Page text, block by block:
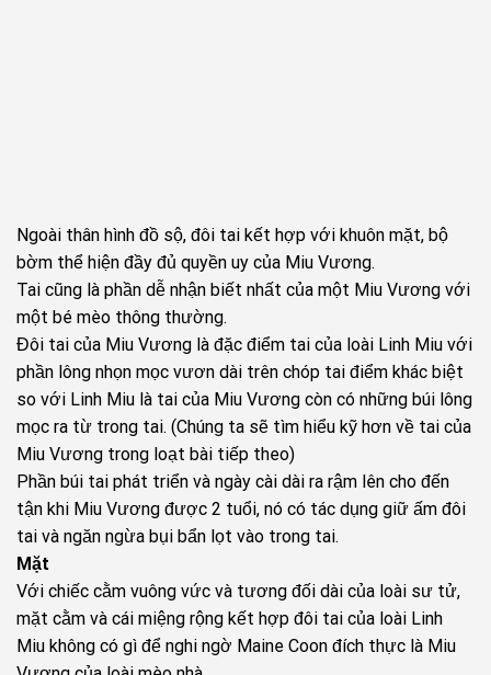
Ngoài thân hình đồ sộ, đôi tai kết hợp với khuôn mặt, bộ
bờm thể hiện đầy đủ quyền uy của Miu Vương.
Tai cũng là phần dễ nhận biết nhất của một Miu Vương với
một bé mèo thông thường.
Đôi tai của Miu Vương là đặc điểm tai của loài Linh Miu với
phần lông nhọn mọc vươn dài trên chóp tai điểm khác biệt
so với Linh Miu là tai của Miu Vương còn có những búi lông
mọc ra từ trong tai. (Chúng ta sẽ tìm hiểu kỹ hơn về tai của
Miu Vương trong loạt bài tiếp theo)
Phần búi tai phát triển và ngày cài dài ra rậm lên cho đến
tận khi Miu Vương được 2 tuổi, nó có tác dụng giữ ấm đôi
tai và ngăn ngừa bụi bẩn lọt vào trong tai.
Mặt
Với chiếc cằm vuông vức và tương đối dài của loài sư tử,
mặt cằm và cái miệng rộng kết hợp đôi tai của loài Linh
Miu không có gì để nghi ngờ Maine Coon đích thực là Miu